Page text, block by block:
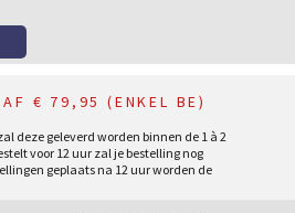
€ 79,95 (ENKEL BE)
deze geleverd worden binnen de 1 à 2
voor 12 uur zal je bestelling nog
geplaats na 12 uur worden de